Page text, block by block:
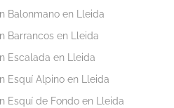
Balonmano en Lleida
Barrancos en Lleida
Escalada en Lleida
Esquí Alpino en Lleida
Esquí de Fondo en Lleida